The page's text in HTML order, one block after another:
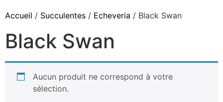
Accueil / Succulentes / Echeveria / Black Swan
Black Swan
Aucun produit ne correspond à votre
sélection.